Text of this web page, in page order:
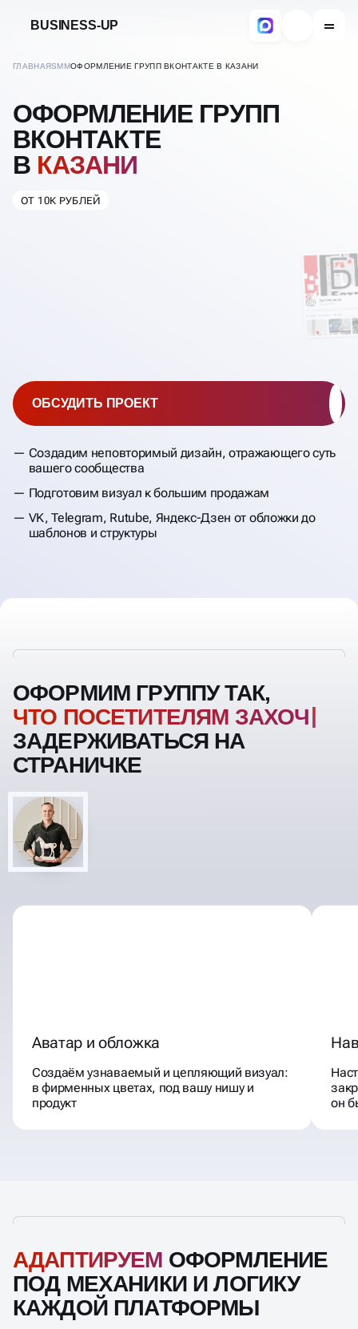
BUSINESS-UP
ГЛАВНАЯSMMОФОРМЛЕНИЕ ГРУПП ВКОНТАКТЕ В КАЗАНИ
ОФОРМЛЕНИЕ ГРУПП
ВКОНТАКТЕ
В КАЗАНИ
ОТ 10К РУБЛЕЙ
Создадим неповторимый дизайн, отражающего суть
вашего сообщества
Подготовим визуал к большим продажам
VK, Telegram, Rutube, Яндекс-Дзен от обложки до
шаблонов и структуры
ОБСУДИТЬ ПРОЕКТ
ОФОРМИМ ГРУППУ ТАК,
ЧТО
ПОСЕТИТЕЛЯМ ЗАХОЧЕТСЯ
ЗАДЕРЖИВАТЬСЯ НА
СТРАНИЧКЕ
Аватар и обложка
Создаём узнаваемый и цепляющий визуал:
в фирменных цветах, под вашу нишу и
АДАПТИРУЕМОФОРМЛЕНИЕ
ПОД МЕХАНИКИ И ЛОГИКУ